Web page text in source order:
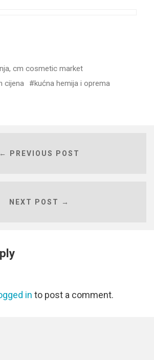
, cm cosmetic market
cijena
kućna hemija i oprema
← PREVIOUS POST
NEXT POST →
in to post a comment.